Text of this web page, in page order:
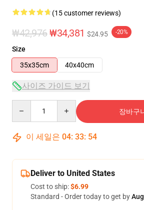
(15 customer reviews)
₩42,976₩34,381 $24.95 -20%
Size
35x35cm
40x40cm
사이즈 가이드 보기
장바구
이 세일은 04: 33: 54
Deliver to United States
Cost to ship:$6.99
Standard - Order today to get by